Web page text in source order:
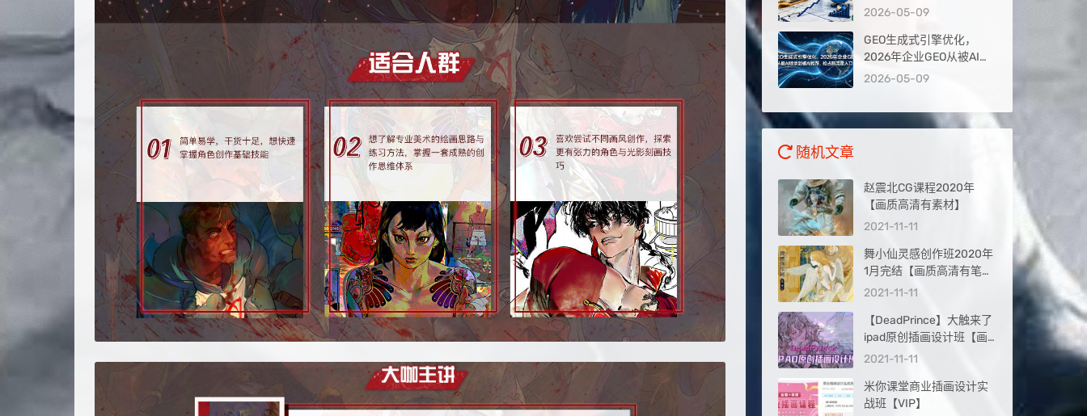
外贸（更新26年4月）
2026-05-09
GEO生成式引擎优化，
2026年企业GEO从被AI收
录到被AI推荐，抢占新流
2026-05-09
随机文章
赵震北CG课程2020年
【画质高清有素材】
2021-11-11
舞小仙灵感创作班2020年
1月完结【画质高清有笔刷
课件】
2021-11-11
【DeadPrince】大触来了
ipad原创插画设计班【画
质高清】
2021-11-11
米你课堂商业插画设计实
战班【VIP】